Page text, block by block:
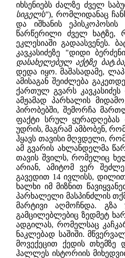
იხსენიებს ძალზე ძველ
სიგელს"), რომლიდანაც
და იშხანის ეპისკოპოსის
წარწერილი ძველ ხატზე,
ეკლესიაში გადაასვენეს.
კავკასიძეზე "დიდი
დასახელებულ აქტზე
დედა იყო. მაშასადამე,
ამისაგან შეიძლება
ქართულ გვარს
ამჟამად პარხალის
პირობებში, შემორჩა
ფაქტი სრულ ყურადღებას
უდრის, მაგრამ ამბობენ,
ჰყავს თავისი მღვდელი,
ამ გვარის ახლანდელმა
თავის შვილს, რომელიც
არიან, ამიტომ ვერ
გავედით 14 ივლისს, დილით
ხალხი იმ მიზნით
პარხალელი მასპინძლის
მარტივი აღმოჩნდა.
გამცილებლებიც ზედმეტ
ადგილას, რომელსაც
ნაკლებად საშიში.
მოვექეცით ქედის
ჰალლეს ისტორიის